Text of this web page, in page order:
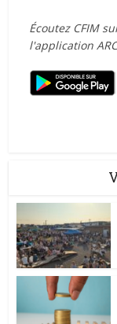
Écoutez CFIM
l'application